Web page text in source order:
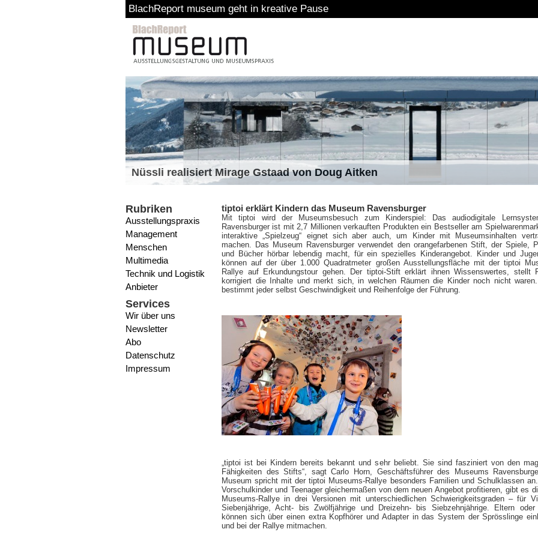
BlachReport museum geht in kreative Pause
Nüssli realisiert Mirage Gstaad von Doug Aitken
Rubriken
Ausstellungspraxis
Management
Menschen
Multimedia
Technik und Logistik
Anbieter
Services
Wir über uns
Newsletter
Abo
Datenschutz
Impressum
tiptoi erklärt Kindern das Museum Ravensburger
Mit tiptoi wird der Museumsbesuch zum Kinderspiel: Das audiodigitale
Ravensburger ist mit 2,7 Millionen verkauften Produkten ein Bestseller am
interaktive „Spielzeug“ eignet sich aber auch, um Kinder mit Museumsinhalten
machen. Das Museum Ravensburger verwendet den orangefarbenen Stift, der Spiele,
und Bücher hörbar lebendig macht, für ein spezielles Kinderangebot. Kinder und
können auf der über 1.000 Quadratmeter großen Ausstellungsfläche mit der tiptoi
Rallye auf Erkundungstour gehen. Der tiptoi-Stift erklärt ihnen Wissenswertes, stellt
korrigiert die Inhalte und merkt sich, in welchen Räumen die Kinder noch nicht
bestimmt jeder selbst Geschwindigkeit und Reihenfolge der Führung.
„tiptoi ist bei Kindern bereits bekannt und sehr beliebt. Sie sind fasziniert von den
Fähigkeiten des Stifts“, sagt Carlo Horn, Geschäftsführer des Museums
Museum spricht mit der tiptoi Museums-Rallye besonders Familien und Schulklassen
Vorschulkinder und Teenager gleichermaßen von dem neuen Angebot profitieren, gibt es
Museums-Rallye in drei Versionen mit unterschiedlichen Schwierigkeitsgraden – für
Siebenjährige, Acht- bis Zwölfjährige und Dreizehn- bis Siebzehnjährige. Eltern oder
können sich über einen extra Kopfhörer und Adapter in das System der Sprösslinge
und bei der Rallye mitmachen.